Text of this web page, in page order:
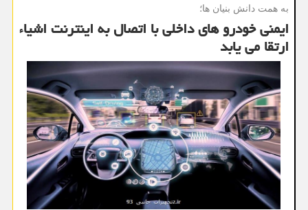
به همت دانش بنیان ها؛
ایمنی خودرو های داخلی با اتصال به اینترنت اشیاء
ارتقا می یابد